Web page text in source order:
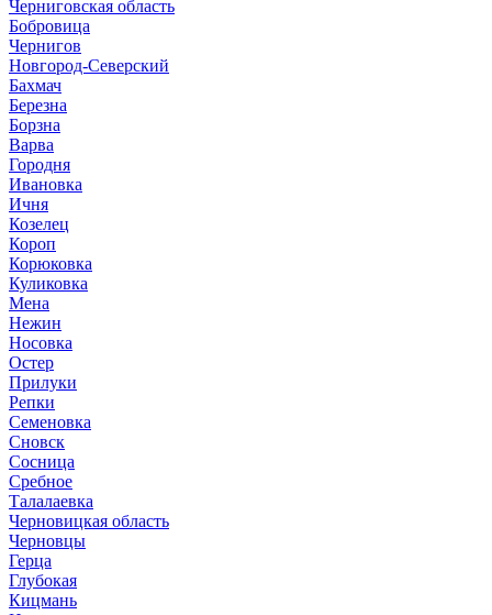
Черниговская область
Бобровица
Чернигов
Новгород-Северский
Бахмач
Березна
Борзна
Варва
Городня
Ивановка
Ичня
Козелец
Короп
Корюковка
Куликовка
Мена
Нежин
Носовка
Остер
Прилуки
Репки
Семеновка
Сновск
Сосница
Сребное
Талалаевка
Черновицкая область
Черновцы
Герца
Глубокая
Кицмань